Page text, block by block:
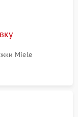
Miele